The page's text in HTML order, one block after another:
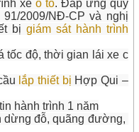
xe ô tô. Đáp ứng quy
2009/NĐ-CP và nghị
bị giám sát hành trình
tốc độ, thời gian lái xe c
lắp thiết bị Hợp Qui –
hành trình 1 năm
dừng đỗ, quãng đường,